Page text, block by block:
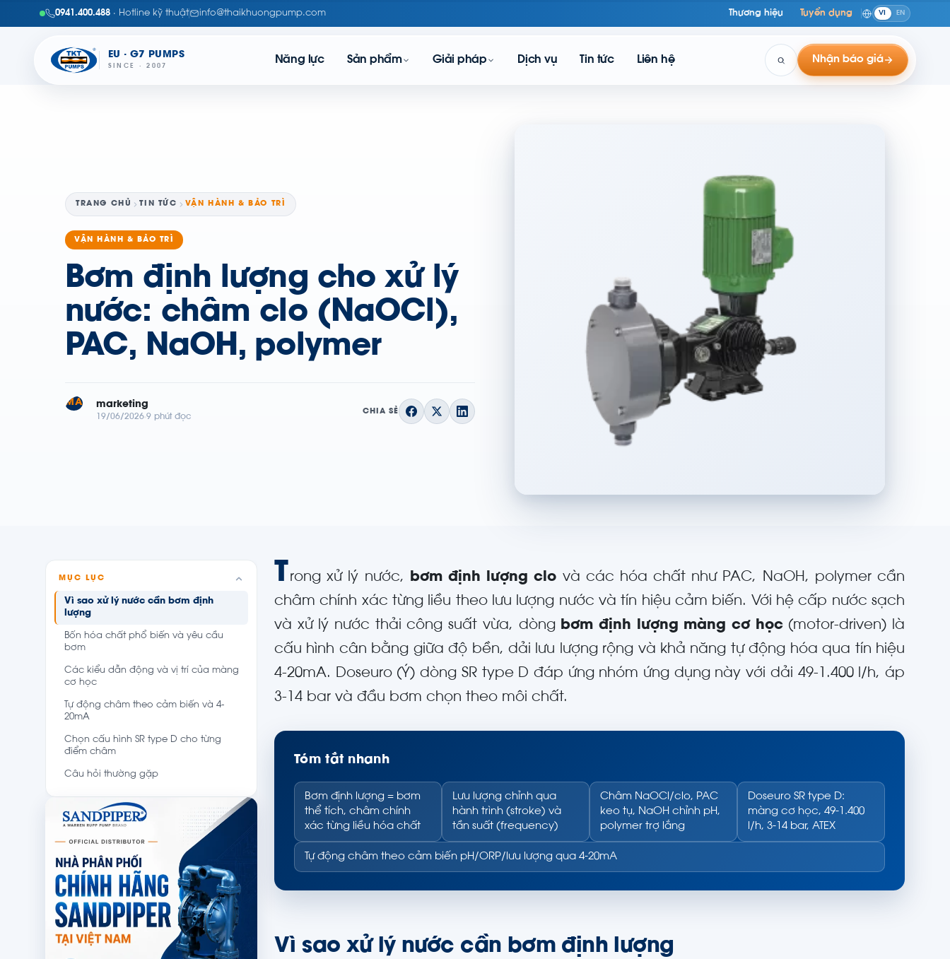
0941.400.488 · Hotline kỹ thuật info@thaikhuongpump.com Thương hiệu Tuyển dụng VI EN
EU · G7 PUMPS
SINCE · 2007
Năng lực Sản phẩm Giải pháp Dịch vụ Tin tức Liên hệ Nhận báo giá
TRANG CHỦ TIN TỨC VẬN HÀNH & BẢO TRÌ
VẬN HÀNH & BẢO TRÌ
Bơm định lượng cho xử lý
nước: châm clo (NaOCl),
PAC, NaOH, polymer
MA marketing
19/06/2026 9 phút đọc
CHIA SẺ
MỤC LỤC
Vì sao xử lý nước cần bơm định
lượng
Bốn hóa chất phổ biến và yêu cầu
bơm
Các kiểu dẫn động và vị trí của màng
cơ học
Tự động châm theo cảm biến và 4-
20mA
Chọn cấu hình SR type D cho từng
điểm châm
Câu hỏi thường gặp
Trong xử lý nước, bơm định lượng clo và các hóa chất như PAC, NaOH, polymer cần
châm chính xác từng liều theo lưu lượng nước và tín hiệu cảm biến. Với hệ cấp nước sạch
và xử lý nước thải công suất vừa, dòng bơm định lượng màng cơ học(motor-driven) là
cấu hình cân bằng giữa độ bền, dải lưu lượng rộng và khả năng tự động hóa qua tín hiệu
4-20mA. Doseuro (Ý) dòng SR type D đáp ứng nhóm ứng dụng này với dải 49-1.400 l/h, áp
3-14 bar và đầu bơm chọn theo môi chất.
Tóm tắt nhanh
Bơm định lượng = bơm
thể tích, châm chính
xác từng liều hóa chất
Lưu lượng chỉnh qua
hành trình (stroke) và
tần suất (frequency)
Châm NaOCl/clo, PAC
keo tụ, NaOH chỉnh pH,
polymer trợ lắng
Doseuro SR type D:
màng cơ học, 49-1.400
l/h, 3-14 bar, ATEX
Tự động châm theo cảm biến pH/ORP/lưu lượng qua 4-20mA
Vì sao xử lý nước cần bơm định lượng